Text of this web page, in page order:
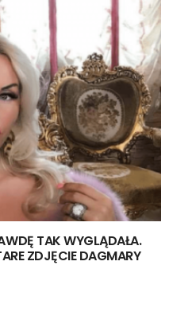
TAK WYGLĄDAŁA.
ZDJĘCIE DAGMARY